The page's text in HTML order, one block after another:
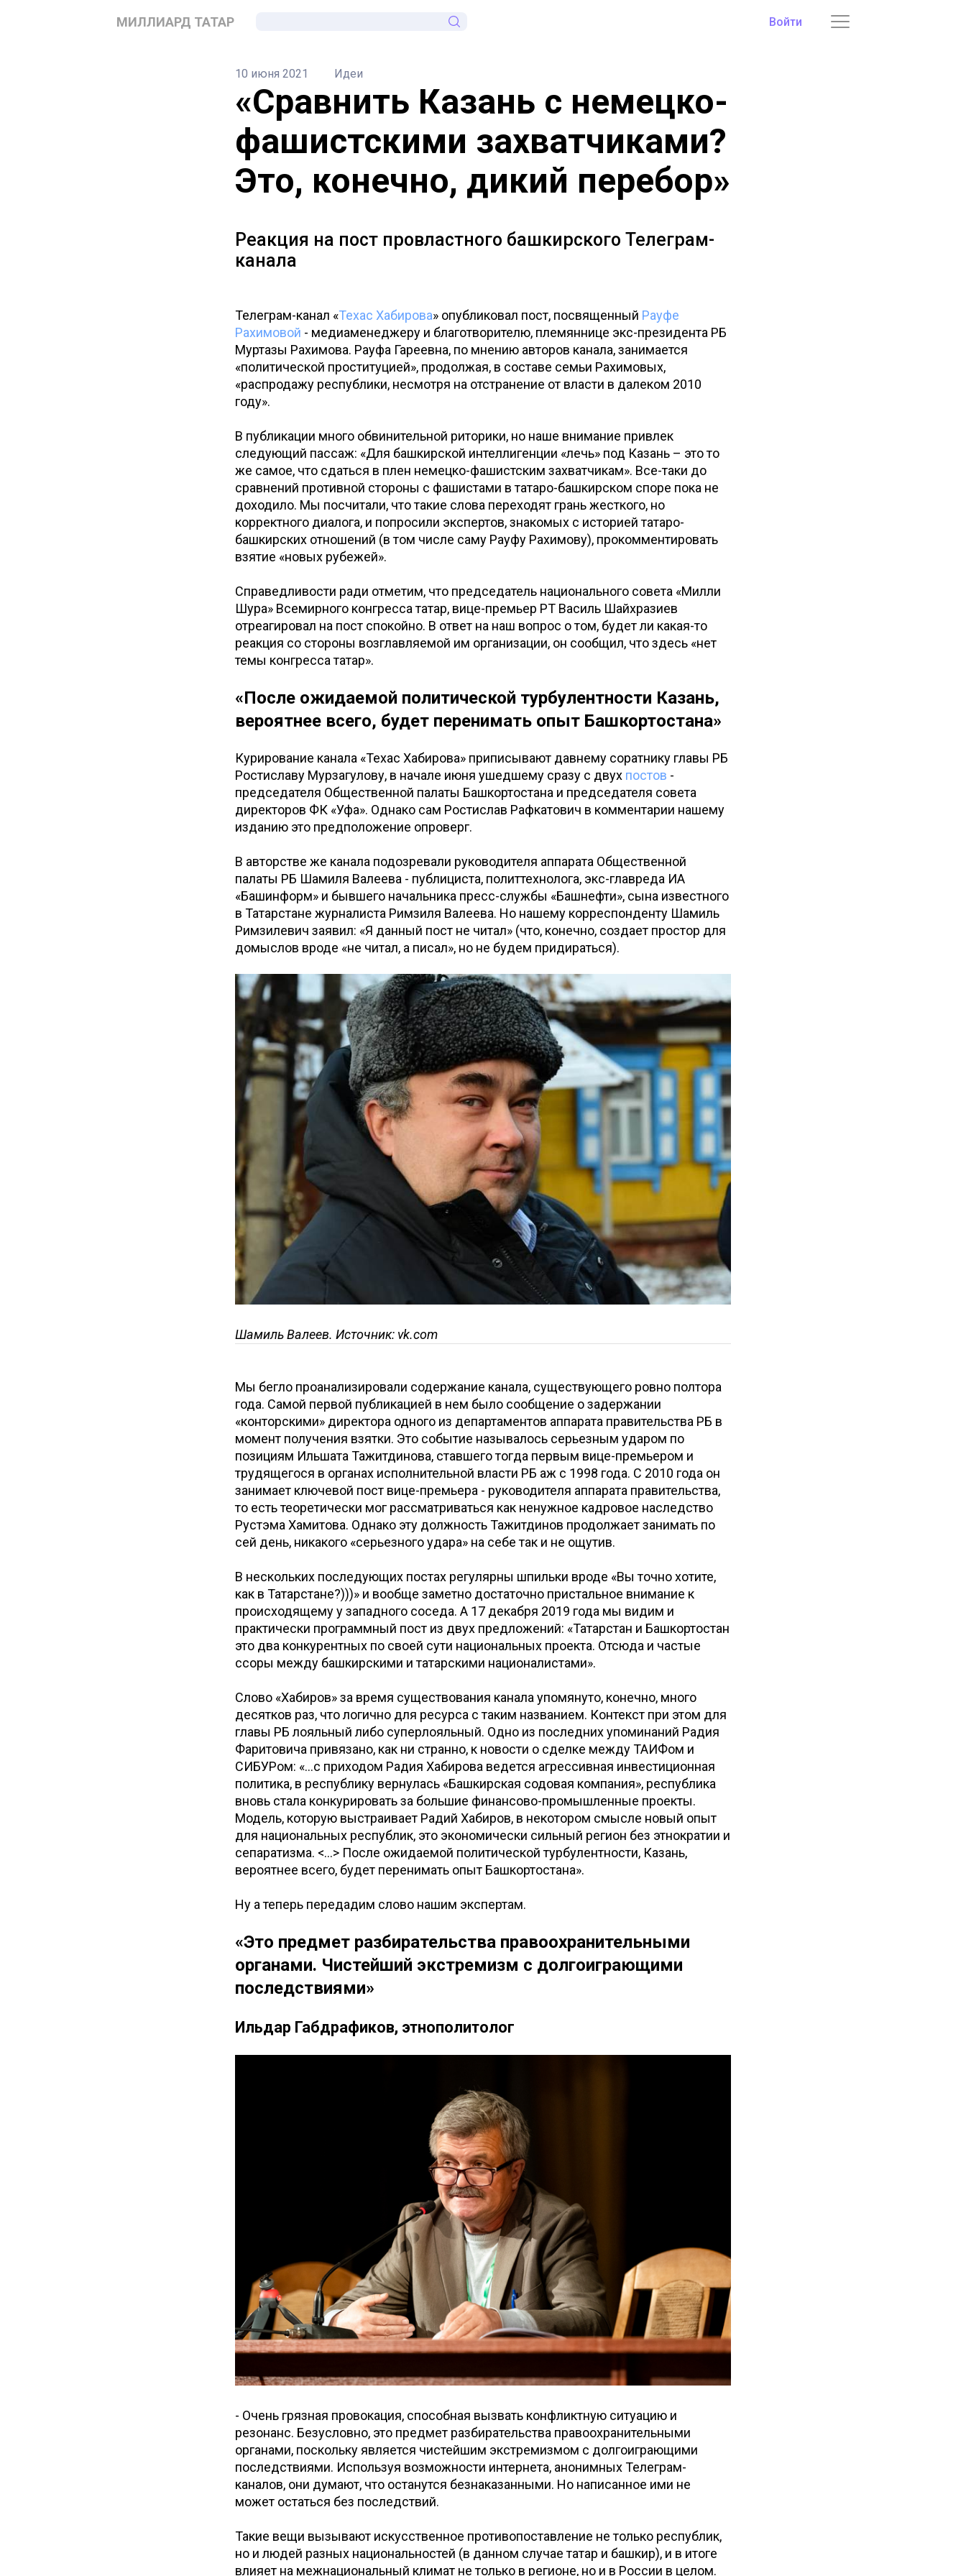
МИЛЛИАРД ТАТАР Войти
10 июня 2021 Идеи
«Сравнить Казань с немецко-
фашистскими захватчиками?
Это, конечно, дикий перебор»
Реакция на пост провластного башкирского Телеграм-
канала
Телеграм-канал «Техас Хабирова» опубликовал пост, посвященный Рауфе
Рахимовой - медиаменеджеру и благотворителю, племяннице экс-президента РБ
Муртазы Рахимова. Рауфа Гареевна, по мнению авторов канала, занимается
«политической проституцией», продолжая, в составе семьи Рахимовых,
«распродажу республики, несмотря на отстранение от власти в далеком 2010
году».
В публикации много обвинительной риторики, но наше внимание привлек
следующий пассаж: «Для башкирской интеллигенции «лечь» под Казань – это то
же самое, что сдаться в плен немецко-фашистским захватчикам». Все-таки до
сравнений противной стороны с фашистами в татаро-башкирском споре пока не
доходило. Мы посчитали, что такие слова переходят грань жесткого, но
корректного диалога, и попросили экспертов, знакомых с историей татаро-
башкирских отношений (в том числе саму Рауфу Рахимову), прокомментировать
взятие «новых рубежей».
Справедливости ради отметим, что председатель национального совета «Милли
Шура» Всемирного конгресса татар, вице-премьер РТ Василь Шайхразиев
отреагировал на пост спокойно. В ответ на наш вопрос о том, будет ли какая-то
реакция со стороны возглавляемой им организации, он сообщил, что здесь «нет
темы конгресса татар».
«После ожидаемой политической турбулентности Казань,
вероятнее всего, будет перенимать опыт Башкортостана»
Курирование канала «Техас Хабирова» приписывают давнему соратнику главы РБ
Ростиславу Мурзагулову, в начале июня ушедшему сразу с двух постов -
председателя Общественной палаты Башкортостана и председателя совета
директоров ФК «Уфа». Однако сам Ростислав Рафкатович в комментарии нашему
изданию это предположение опроверг.
В авторстве же канала подозревали руководителя аппарата Общественной
палаты РБ Шамиля Валеева - публициста, политтехнолога, экс-главреда ИА
«Башинформ» и бывшего начальника пресс-службы «Башнефти», сына известного
в Татарстане журналиста Римзиля Валеева. Но нашему корреспонденту Шамиль
Римзилевич заявил: «Я данный пост не читал» (что, конечно, создает простор для
домыслов вроде «не читал, а писал», но не будем придираться).
Шамиль Валеев. Источник: vk.com
Мы бегло проанализировали содержание канала, существующего ровно полтора
года. Самой первой публикацией в нем было сообщение о задержании
«конторскими» директора одного из департаментов аппарата правительства РБ в
момент получения взятки. Это событие называлось серьезным ударом по
позициям Ильшата Тажитдинова, ставшего тогда первым вице-премьером и
трудящегося в органах исполнительной власти РБ аж с 1998 года. С 2010 года он
занимает ключевой пост вице-премьера - руководителя аппарата правительства,
то есть теоретически мог рассматриваться как ненужное кадровое наследство
Рустэма Хамитова. Однако эту должность Тажитдинов продолжает занимать по
сей день, никакого «серьезного удара» на себе так и не ощутив.
В нескольких последующих постах регулярны шпильки вроде «Вы точно хотите,
как в Татарстане?)))» и вообще заметно достаточно пристальное внимание к
происходящему у западного соседа. А 17 декабря 2019 года мы видим и
практически программный пост из двух предложений: «Татарстан и Башкортостан
это два конкурентных по своей сути национальных проекта. Отсюда и частые
ссоры между башкирскими и татарскими националистами».
Слово «Хабиров» за время существования канала упомянуто, конечно, много
десятков раз, что логично для ресурса с таким названием. Контекст при этом для
главы РБ лояльный либо суперлояльный. Одно из последних упоминаний Радия
Фаритовича привязано, как ни странно, к новости о сделке между ТАИФом и
СИБУРом: «…с приходом Радия Хабирова ведется агрессивная инвестиционная
политика, в республику вернулась «Башкирская содовая компания», республика
вновь стала конкурировать за большие финансово-промышленные проекты.
Модель, которую выстраивает Радий Хабиров, в некотором смысле новый опыт
для национальных республик, это экономически сильный регион без этнократии и
сепаратизма. <…> После ожидаемой политической турбулентности, Казань,
вероятнее всего, будет перенимать опыт Башкортостана».
Ну а теперь передадим слово нашим экспертам.
«Это предмет разбирательства правоохранительными
органами. Чистейший экстремизм с долгоиграющими
последствиями»
Ильдар Габдрафиков, этнополитолог
- Очень грязная провокация, способная вызвать конфликтную ситуацию и
резонанс. Безусловно, это предмет разбирательства правоохранительными
органами, поскольку является чистейшим экстремизмом с долгоиграющими
последствиями. Используя возможности интернета, анонимных Телеграм-
каналов, они думают, что останутся безнаказанными. Но написанное ими не
может остаться без последствий.
Такие вещи вызывают искусственное противопоставление не только республик,
но и людей разных национальностей (в данном случае татар и башкир), и в итоге
влияет на межнациональный климат не только в регионе, но и в России в целом.